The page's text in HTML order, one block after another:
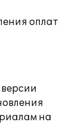
оплат
на